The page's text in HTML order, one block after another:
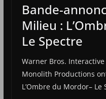
Bande-
Milieu :
Le Spectre
Warner Bros.
Monolith Productions
L’Ombre du Mordor–